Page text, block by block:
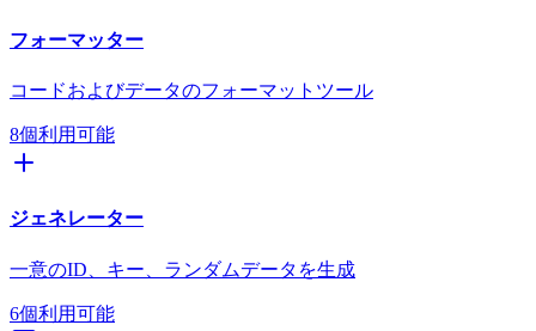
フォーマッター
コードおよびデータのフォーマットツール
8個利用可能
ジェネレーター
一意のID、キー、ランダムデータを生成
6個利用可能